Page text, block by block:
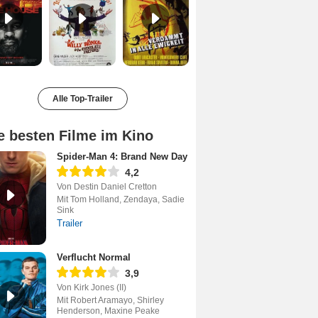
Alle Top-Trailer
besten Filme im Kino
Spider-Man 4: Brand New Day
4,2
Von Destin Daniel Cretton
Mit Tom Holland, Zendaya, Sadie
Sink
Trailer
Verflucht Normal
3,9
Von Kirk Jones (II)
Mit Robert Aramayo, Shirley
Henderson, Maxine Peake